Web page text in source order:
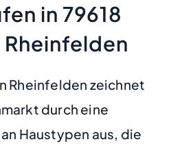
in 79618
Rheinfelden zeichnet
durch eine
Haustypen aus, die